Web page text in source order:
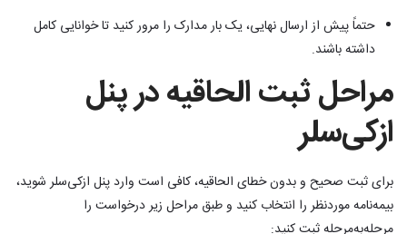
حتماً پیش از ارسال نهایی، یک بار مدارک را مرور کنید تا خوانایی کامل
داشته باشند.
مراحل ثبت الحاقیه در پنل
ازکی‌سلر
برای ثبت صحیح و بدون خطای الحاقیه، کافی است وارد پنل ازکی‌سلر شوید،
بیمه‌نامه موردنظر را انتخاب کنید و طبق مراحل زیر درخواست را
مرحله‌به‌مرحله ثبت کنید: